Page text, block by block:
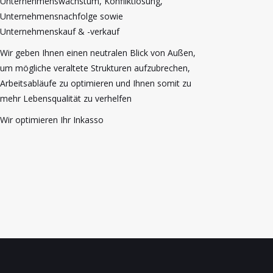
Unternehmensnachfolge sowie
Unternehmenskauf & -verkauf
Wir geben Ihnen einen neutralen Blick von Außen,
um mögliche veraltete Strukturen aufzubrechen,
Arbeitsabläufe zu optimieren und Ihnen somit zu
mehr Lebensqualität zu verhelfen
Wir optimieren Ihr Inkasso